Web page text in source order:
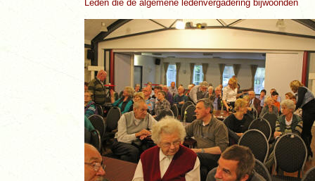
Leden die de algemene ledenvergadering bijwoonden